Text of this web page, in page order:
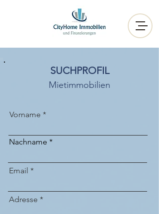
SUCHPROFIL
Mietimmobilien
Vorname
Nachname
Email
Adresse